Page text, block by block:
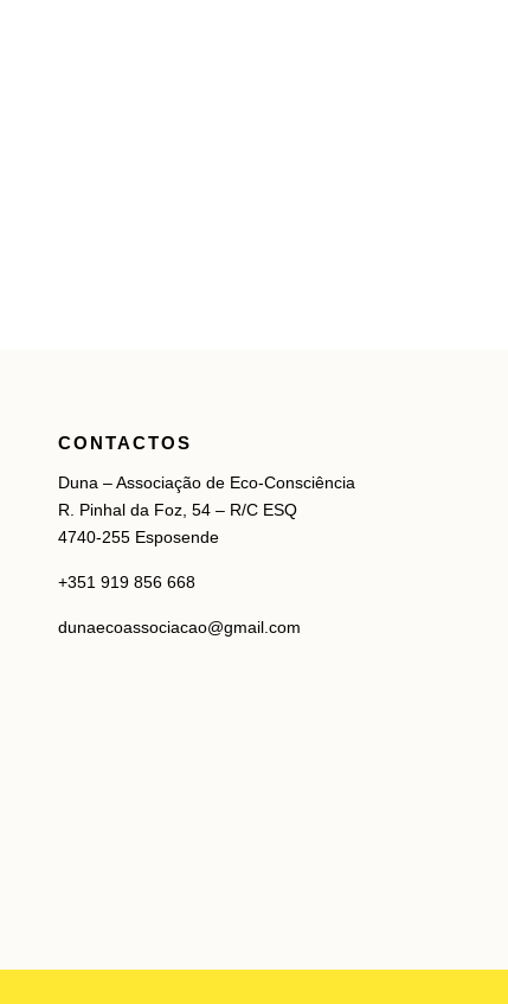
CONTACTOS
Duna – Associação de Eco-Consciência
R. Pinhal da Foz, 54 – R/C ESQ
4740-255 Esposende
+351 919 856 668
dunaecoassociacao@gmail.com